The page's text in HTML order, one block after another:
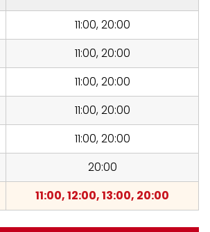
11:00, 20:00
11:00, 20:00
11:00, 20:00
11:00, 20:00
11:00, 20:00
20:00
11:00, 12:00, 13:00, 20:00